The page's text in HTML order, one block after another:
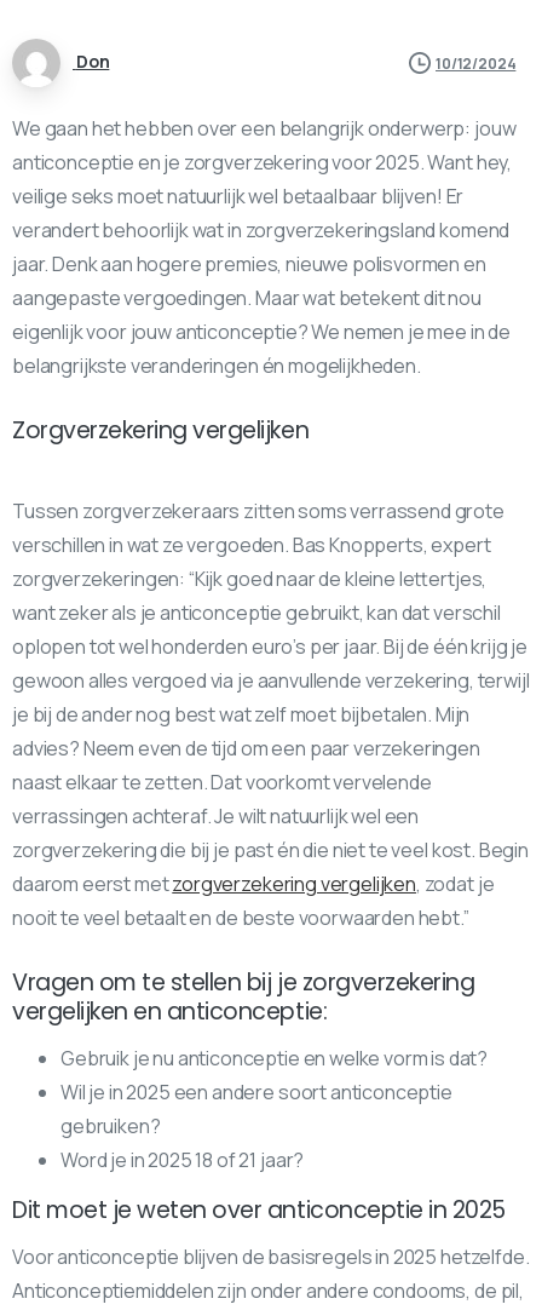
Don 10/12/2024
We gaan het hebben over een belangrijk onderwerp: jouw
anticonceptie en je zorgverzekering voor 2025. Want hey,
veilige seks moet natuurlijk wel betaalbaar blijven! Er
verandert behoorlijk wat in zorgverzekeringsland komend
jaar. Denk aan hogere premies, nieuwe polisvormen en
aangepaste vergoedingen. Maar wat betekent dit nou
eigenlijk voor jouw anticonceptie? We nemen je mee in de
belangrijkste veranderingen én mogelijkheden.
Zorgverzekering vergelijken
Tussen zorgverzekeraars zitten soms verrassend grote
verschillen in wat ze vergoeden. Bas Knopperts, expert
zorgverzekeringen: “Kijk goed naar de kleine lettertjes,
want zeker als je anticonceptie gebruikt, kan dat verschil
oplopen tot wel honderden euro’s per jaar. Bij de één krijg je
gewoon alles vergoed via je aanvullende verzekering, terwijl
je bij de ander nog best wat zelf moet bijbetalen. Mijn
advies? Neem even de tijd om een paar verzekeringen
naast elkaar te zetten. Dat voorkomt vervelende
verrassingen achteraf. Je wilt natuurlijk wel een
zorgverzekering die bij je past én die niet te veel kost. Begin
daarom eerst metzorgverzekering vergelijken, zodat je
nooit te veel betaalt en de beste voorwaarden hebt.”
Vragen om te stellen bij je zorgverzekering
vergelijken en anticonceptie:
Gebruik je nu anticonceptie en welke vorm is dat?
Wil je in 2025 een andere soort anticonceptie
gebruiken?
Word je in 2025 18 of 21 jaar?
Dit moet je weten over anticonceptie in 2025
Voor anticonceptie blijven de basisregels in 2025 hetzelfde.
Anticonceptiemiddelen zijn onder andere condooms, de pil,